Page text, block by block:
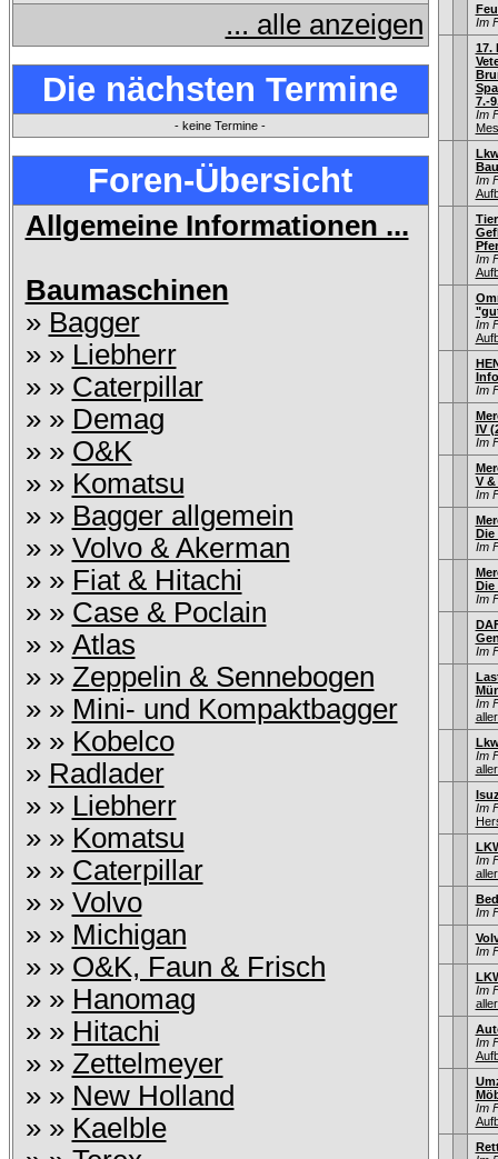
... alle anzeigen
Die nächsten Termine
- keine Termine -
Foren-Übersicht
Allgemeine Informationen ...
Baumaschinen
» Bagger
» » Liebherr
» » Caterpillar
» » Demag
» » O&K
» » Komatsu
» » Bagger allgemein
» » Volvo & Akerman
» » Fiat & Hitachi
» » Case & Poclain
» » Atlas
» » Zeppelin & Sennebogen
» » Mini- und Kompaktbagger
» » Kobelco
» Radlader
» » Liebherr
» » Komatsu
» » Caterpillar
» » Volvo
» » Michigan
» » O&K, Faun & Frisch
» » Hanomag
» » Hitachi
» » Zettelmeyer
» » New Holland
» » Kaelble
Im
17.
7.-
Im
Im
Im
Im
Im
IV
Im
V
Im
Die
Im
Die
Im
Im
Im
Im
Im
Im
Im
Im
Im
Im
Im